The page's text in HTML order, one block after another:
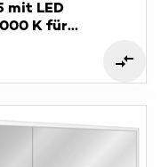
mit LED
K für